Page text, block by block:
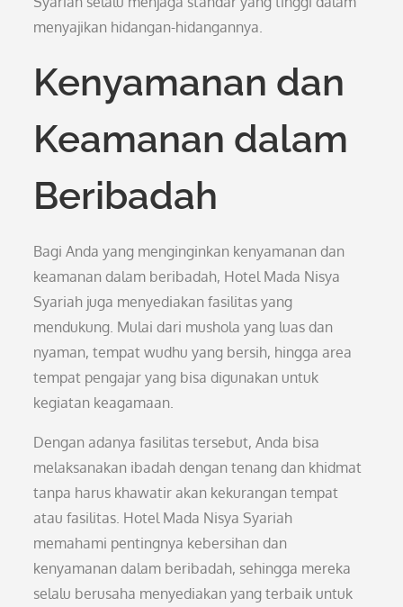
menyajikan hidangan-hidangannya.
Kenyamanan dan
Keamanan dalam
Beribadah
Bagi Anda yang menginginkan kenyamanan dan
keamanan dalam beribadah, Hotel Mada Nisya
Syariah juga menyediakan fasilitas yang
mendukung. Mulai dari mushola yang luas dan
nyaman, tempat wudhu yang bersih, hingga area
tempat pengajar yang bisa digunakan untuk
kegiatan keagamaan.
Dengan adanya fasilitas tersebut, Anda bisa
melaksanakan ibadah dengan tenang dan khidmat
tanpa harus khawatir akan kekurangan tempat
atau fasilitas. Hotel Mada Nisya Syariah
memahami pentingnya kebersihan dan
kenyamanan dalam beribadah, sehingga mereka
selalu berusaha menyediakan yang terbaik untuk